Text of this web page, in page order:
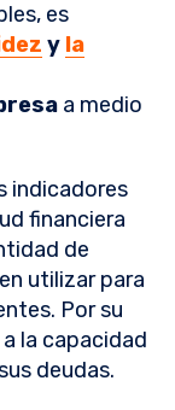
es
y la
a medio
indicadores
financiera
de
utilizar para
Por su
la capacidad
deudas.